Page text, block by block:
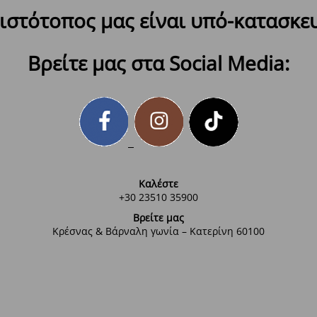
μας είναι υπό-
Βρείτε μας στα Social Media:
Καλέστε
+30 23510 35900
Βρείτε μας
Κρέσνας & Βάρναλη γωνία – Κατερίνη 60100